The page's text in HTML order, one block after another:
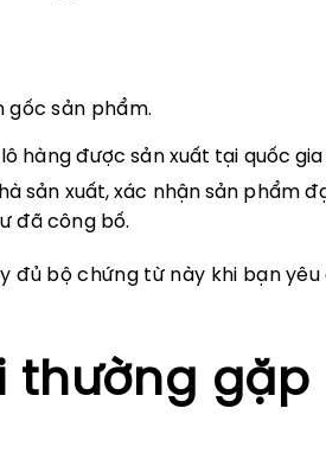
sản phẩm.
hàng được sản xuất tại quốc gia
sản xuất, xác nhận sản phẩm
đã công bố.
đủ bộ chứng từ này khi bạn yêu
thường gặp